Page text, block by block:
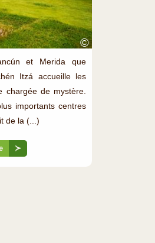
©
et Merida que
Itzá accueille les
chargée de mystère.
importants centres
de la (...)
≻